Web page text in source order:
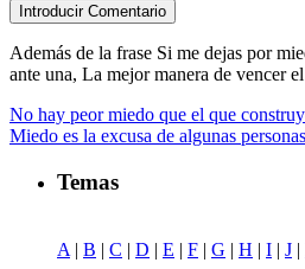
Además de la frase Si me dejas por
ante una, La mejor manera de vencer
No hay peor miedo que el que
Miedo es la excusa de algunas
Temas
A | B | C | D | E | F | G | H | I | J |